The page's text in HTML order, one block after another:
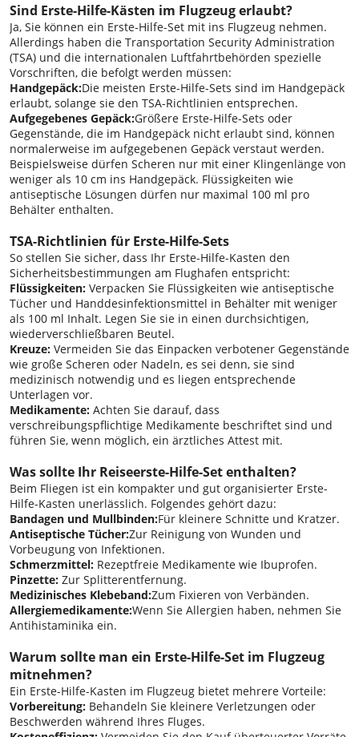
Sind Erste-Hilfe-Kästen im Flugzeug erlaubt?
Ja, Sie können ein Erste-Hilfe-Set mit ins Flugzeug nehmen.
Allerdings haben die Transportation Security Administration
(TSA) und die internationalen Luftfahrtbehörden spezielle
Vorschriften, die befolgt werden müssen:
Handgepäck:Die meisten Erste-Hilfe-Sets sind im Handgepäck
erlaubt, solange sie den TSA-Richtlinien entsprechen.
Aufgegebenes Gepäck:Größere Erste-Hilfe-Sets oder
Gegenstände, die im Handgepäck nicht erlaubt sind, können
normalerweise im aufgegebenen Gepäck verstaut werden.
Beispielsweise dürfen Scheren nur mit einer Klingenlänge von
weniger als 10 cm ins Handgepäck. Flüssigkeiten wie
antiseptische Lösungen dürfen nur maximal 100 ml pro
Behälter enthalten.
TSA-Richtlinien für Erste-Hilfe-Sets
So stellen Sie sicher, dass Ihr Erste-Hilfe-Kasten den
Sicherheitsbestimmungen am Flughafen entspricht:
Flüssigkeiten: Verpacken Sie Flüssigkeiten wie antiseptische
Tücher und Handdesinfektionsmittel in Behälter mit weniger
als 100 ml Inhalt. Legen Sie sie in einen durchsichtigen,
wiederverschließbaren Beutel.
Kreuze: Vermeiden Sie das Einpacken verbotener Gegenstände
wie große Scheren oder Nadeln, es sei denn, sie sind
medizinisch notwendig und es liegen entsprechende
Unterlagen vor.
Medikamente: Achten Sie darauf, dass
verschreibungspflichtige Medikamente beschriftet sind und
führen Sie, wenn möglich, ein ärztliches Attest mit.
Was sollte Ihr Reiseerste-Hilfe-Set enthalten?
Beim Fliegen ist ein kompakter und gut organisierter Erste-
Hilfe-Kasten unerlässlich. Folgendes gehört dazu:
Bandagen und Mullbinden:Für kleinere Schnitte und Kratzer.
Antiseptische Tücher:Zur Reinigung von Wunden und
Vorbeugung von Infektionen.
Schmerzmittel: Rezeptfreie Medikamente wie Ibuprofen.
Pinzette: Zur Splitterentfernung.
Medizinisches Klebeband:Zum Fixieren von Verbänden.
Allergiemedikamente:Wenn Sie Allergien haben, nehmen Sie
Antihistaminika ein.
Warum sollte man ein Erste-Hilfe-Set im Flugzeug
mitnehmen?
Ein Erste-Hilfe-Kasten im Flugzeug bietet mehrere Vorteile:
Vorbereitung: Behandeln Sie kleinere Verletzungen oder
Beschwerden während Ihres Fluges.